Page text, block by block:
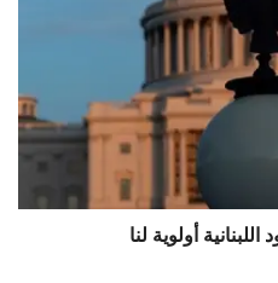
أولوية لنا